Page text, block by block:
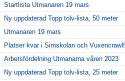
Startlista Utmanaren 19 mars
Ny uppdaterad Topp tolv-lista, 50 meter
Utmanaren 19 mars
Platser kvar i Simskolan och Vuxencrawl!
Arbetsfördelning Utmanarna våren 2023
Ny uppdaterad Topp tolv-lista, 25 meter